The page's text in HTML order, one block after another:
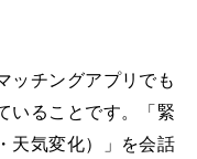
ッチングアプリでも
いることです。「緊
天気変化）」を会話